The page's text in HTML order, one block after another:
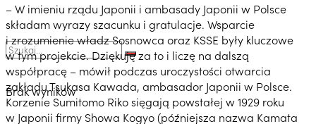
Brak wyników
– W imieniu rządu Japonii i ambasady Japonii w Polsce
składam wyrazy szacunku i gratulacje. Wsparcie
i zrozumienie władz Sosnowca oraz KSSE były kluczowe
w tym projekcie. Dziękuję za to i liczę na dalszą
współpracę – mówił podczas uroczystości otwarcia
zakładu Tsukasa Kawada, ambasador Japonii w Polsce.
Korzenie Sumitomo Riko sięgają powstałej w 1929 roku
w Japonii firmy Showa Kogyo (późniejsza nazwa Kamata